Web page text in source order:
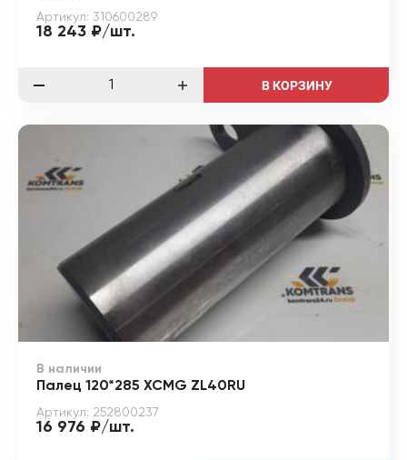
Артикул: 310600289
18 243 ₽/шт.
В КОРЗИНУ
В наличии
Палец 120*285 XCMG ZL40RU
Артикул: 252800237
16 976 ₽/шт.